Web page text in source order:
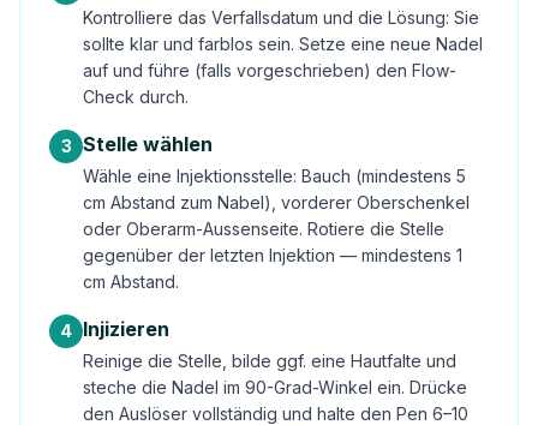
Kontrolliere das Verfallsdatum und die Lösung: Sie
sollte klar und farblos sein. Setze eine neue Nadel
auf und führe (falls vorgeschrieben) den Flow-
Check durch.
3 Stelle wählen
Wähle eine Injektionsstelle: Bauch (mindestens 5
cm Abstand zum Nabel), vorderer Oberschenkel
oder Oberarm-Aussenseite. Rotiere die Stelle
gegenüber der letzten Injektion — mindestens 1
cm Abstand.
4 Injizieren
Reinige die Stelle, bilde ggf. eine Hautfalte und
steche die Nadel im 90-Grad-Winkel ein. Drücke
den Auslöser vollständig und halte den Pen 6–10